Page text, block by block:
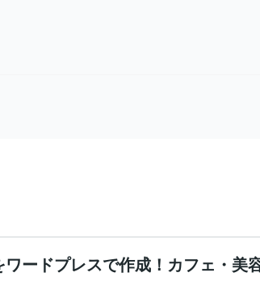
ードプレスで作成！カフェ・美